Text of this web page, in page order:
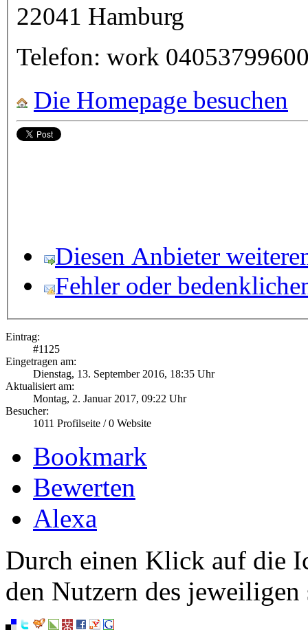
22041 Hamburg
Telefon: work
Die Homepage besuchen
Diesen Anbieter
Fehler oder
Eintrag:
#1125
Eingetragen am:
Dienstag, 13. September 2016, 18:35 Uhr
Aktualisiert am:
Montag, 2. Januar 2017, 09:22 Uhr
Besucher:
1011 Profilseite /0 Website
Bookmark
Bewerten
Alexa
Durch einen Klick auf die
den Nutzern des